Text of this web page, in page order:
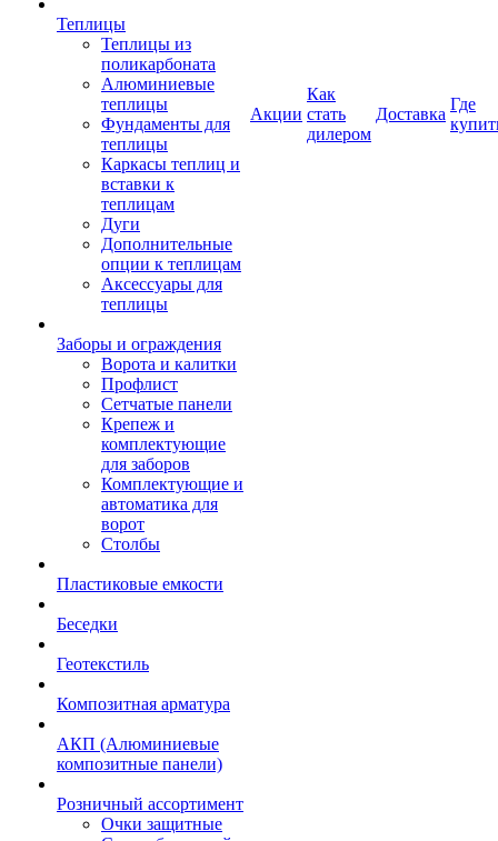
Теплицы
Теплицы из
поликарбоната
Алюминиевые
теплицы
Фундаменты для
теплицы
Каркасы теплиц и
вставки к
теплицам
Дуги
Дополнительные
опции к теплицам
Аксессуары для
теплицы
Заборы и ограждения
Ворота и калитки
Профлист
Сетчатые панели
Крепеж и
комплектующие
для заборов
Комплектующие и
автоматика для
ворот
Столбы
Пластиковые емкости
Беседки
Геотекстиль
Композитная арматура
АКП (Алюминиевые
композитные панели)
Розничный ассортимент
Очки защитные
Акции
Как
стать
дилером
Доставка
Где